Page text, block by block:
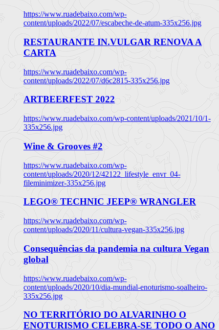
https://www.ruadebaixo.com/wp-
content/uploads/2022/07/escabeche-de-atum-335x256.jpg
RESTAURANTE IN.VULGAR RENOVA A
CARTA
https://www.ruadebaixo.com/wp-
content/uploads/2022/07/d6c2815-335x256.jpg
ARTBEERFEST 2022
https://www.ruadebaixo.com/wp-content/uploads/2021/10/1-
335x256.jpg
Wine & Grooves #2
https://www.ruadebaixo.com/wp-
content/uploads/2020/12/42122_lifestyle_envr_04-
fileminimizer-335x256.jpg
LEGO® TECHNIC JEEP® WRANGLER
https://www.ruadebaixo.com/wp-
content/uploads/2020/11/cultura-vegan-335x256.jpg
Consequências da pandemia na cultura Vegan
global
https://www.ruadebaixo.com/wp-
content/uploads/2020/10/dia-mundial-enoturismo-soalheiro-
335x256.jpg
NO TERRITÓRIO DO ALVARINHO O
ENOTURISMO CELEBRA-SE TODO O ANO